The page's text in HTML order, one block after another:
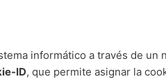
informático a través de un
ID, que permite asignar la